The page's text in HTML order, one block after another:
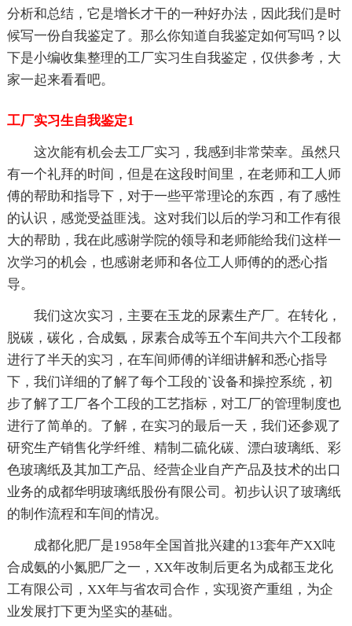
分析和总结，它是增长才干的一种好办法，因此我们是时
候写一份自我鉴定了。那么你知道自我鉴定如何写吗？以
下是小编收集整理的工厂实习生自我鉴定，仅供参考，大
家一起来看看吧。
工厂实习生自我鉴定1
这次能有机会去工厂实习，我感到非常荣幸。虽然只
有一个礼拜的时间，但是在这段时间里，在老师和工人师
傅的帮助和指导下，对于一些平常理论的东西，有了感性
的认识，感觉受益匪浅。这对我们以后的学习和工作有很
大的帮助，我在此感谢学院的领导和老师能给我们这样一
次学习的机会，也感谢老师和各位工人师傅的的悉心指
导。
我们这次实习，主要在玉龙的尿素生产厂。在转化，
脱碳，碳化，合成氨，尿素合成等五个车间共六个工段都
进行了半天的实习，在车间师傅的详细讲解和悉心指导
下，我们详细的了解了每个工段的`设备和操控系统，初
步了解了工厂各个工段的工艺指标，对工厂的管理制度也
进行了简单的。了解，在实习的最后一天，我们还参观了
研究生产销售化学纤维、精制二硫化碳、漂白玻璃纸、彩
色玻璃纸及其加工产品、经营企业自产产品及技术的出口
业务的成都华明玻璃纸股份有限公司。初步认识了玻璃纸
的制作流程和车间的情况。
成都化肥厂是1958年全国首批兴建的13套年产XX吨
合成氨的小氮肥厂之一，XX年改制后更名为成都玉龙化
工有限公司，XX年与省农司合作，实现资产重组，为企
业发展打下更为坚实的基础。